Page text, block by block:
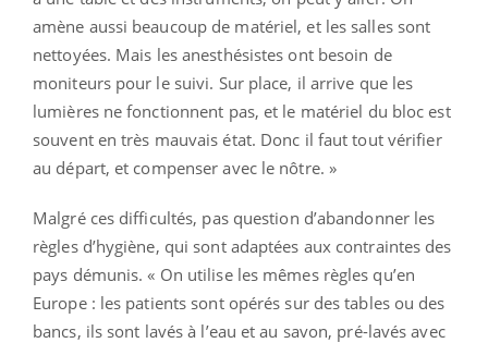
amène aussi beaucoup de matériel, et les salles sont
nettoyées. Mais les anesthésistes ont besoin de
moniteurs pour le suivi. Sur place, il arrive que les
lumières ne fonctionnent pas, et le matériel du bloc est
souvent en très mauvais état. Donc il faut tout vérifier
au départ, et compenser avec le nôtre. »
Malgré ces difficultés, pas question d’abandonner les
règles d’hygiène, qui sont adaptées aux contraintes des
pays démunis. « On utilise les mêmes règles qu’en
Europe : les patients sont opérés sur des tables ou des
bancs, ils sont lavés à l’eau et au savon, pré-lavés avec